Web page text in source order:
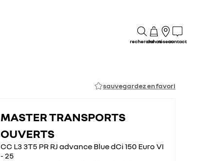
rechercheachatréseaucontact
sauvegardez en favori
MASTER TRANSPORTS
OUVERTS
CC L3 3T5 PR RJ advance Blue dCi 150 Euro VI
- 25